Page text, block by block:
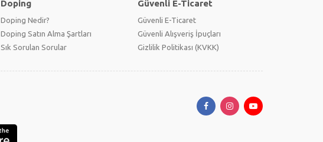
Doping
Doping Nedir?
Doping Satın Alma Şartları
Sık Sorulan Sorular
Güvenli E-Ticaret
Güvenli E-Ticaret
Güvenli Alışveriş İpuçları
Gizlilik Politikası (KVKK)